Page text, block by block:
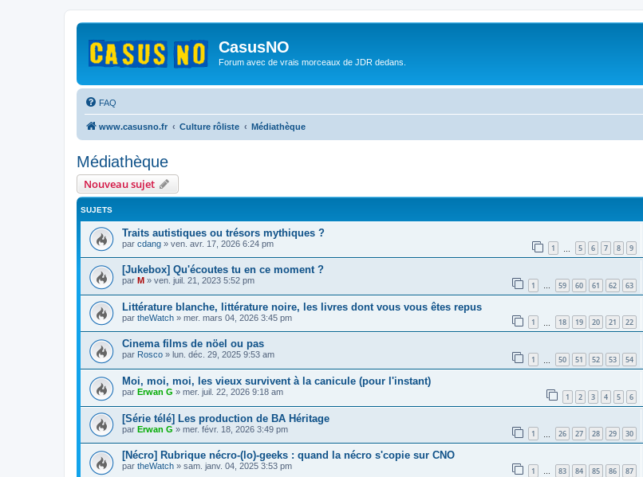
CasusNO
Forum avec de vrais morceaux de JDR dedans.
FAQ
www.casusno.fr Culture rôliste Médiathèque
Médiathèque
Nouveau sujet
SUJETS
Traits autistiques ou trésors mythiques ?
par cdang » ven. avr. 17, 2026 6:24 pm 1 5 6 7 8 9
[Jukebox] Qu'écoutes tu en ce moment ?
par M » ven. juil. 21, 2023 5:52 pm 1 … 59 60 61 62 63
Littérature blanche, littérature noire, les livres dont vous vous êtes repus
par theWatch » mer. mars 04, 2026 3:45 pm 1 18 19 20 21 22
Cinema films de nöel ou pas
par Rosco » lun. déc. 29, 2025 9:53 am 1 50 51 52 53 54
Moi, moi, moi, les vieux survivent à la canicule (pour l'instant)
par Erwan G » mer. juil. 22, 2026 9:18 am 1 2 3 4 5 6
[Série télé] Les production de BA Héritage
par Erwan G » mer. févr. 18, 2026 3:49 pm 1 26 27 28 29 30
[Nécro] Rubrique nécro-(lo)-geeks : quand la nécro s'copie sur CNO
par theWatch » sam. janv. 04, 2025 3:53 pm 1 … 83 84 85 86 87